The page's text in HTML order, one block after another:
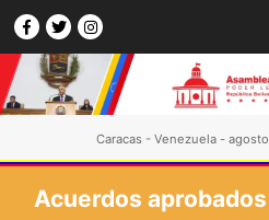
Caracas - Venezuela -
Acuerdos